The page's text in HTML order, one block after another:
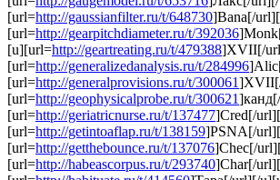
[url=http://gaussianfilter.ru/t/648730]Bana[/
[url=http://gearpitchdiameter.ru/t/392036
[u][url=http://geartreating.ru/t/479388]XVII[/
[url=http://generalizedanalysis.ru/t/284996
[url=http://generalprovisions.ru/t/300061
[url=http://geophysicalprobe.ru/t/300621
[url=http://geriatricnurse.ru/t/137477]Cred[/
[url=http://getintoaflap.ru/t/138159]PSNA[/
[url=http://getthebounce.ru/t/137076]Chec[/
[url=http://habeascorpus.ru/t/293740]Char[/